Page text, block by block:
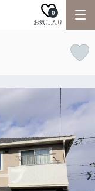
お気に入り
0